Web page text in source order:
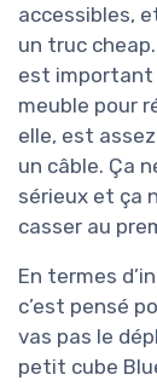
accessibles,
un truc
est important
meuble pour
elle, est
un câble. Ça
sérieux et ça
casser au
En termes
c’est pensé
vas pas le
petit cube